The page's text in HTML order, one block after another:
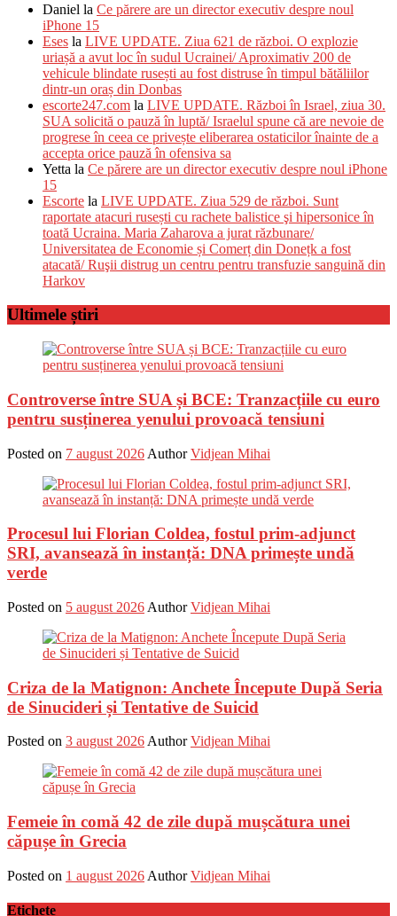
Daniel la Ce părere are un director executiv despre noul
iPhone 15
Eses la LIVE UPDATE. Ziua 621 de război. O explozie
uriașă a avut loc în sudul Ucrainei/ Aproximativ 200 de
vehicule blindate rusești au fost distruse în timpul bătăliilor
dintr-un oraș din Donbas
escorte247.com la LIVE UPDATE. Război în Israel, ziua 30.
SUA solicită o pauză în luptă/ Israelul spune că are nevoie de
progrese în ceea ce privește eliberarea ostaticilor înainte de a
accepta orice pauză în ofensiva sa
Yetta la Ce părere are un director executiv despre noul iPhone
15
Escorte la LIVE UPDATE. Ziua 529 de război. Sunt
raportate atacuri rusești cu rachete balistice şi hipersonice în
toată Ucraina. Maria Zaharova a jurat răzbunare/
Universitatea de Economie și Comerț din Donețk a fost
atacată/ Ruşii distrug un centru pentru transfuzie sanguină din
Harkov
Ultimele știri
Controverse între SUA și BCE: Tranzacțiile cu euro
pentru susținerea yenului provoacă tensiuni
Posted on 7 august 2026 Author Vidjean Mihai
Procesul lui Florian Coldea, fostul prim-adjunct
SRI, avansează în instanță: DNA primește undă
verde
Posted on 5 august 2026 Author Vidjean Mihai
Criza de la Matignon: Anchete Începute După Seria
de Sinucideri și Tentative de Suicid
Posted on 3 august 2026Author Vidjean Mihai
Femeie în comă 42 de zile după mușcătura unei
căpușe în Grecia
Posted on 1 august 2026 Author Vidjean Mihai
Etichete